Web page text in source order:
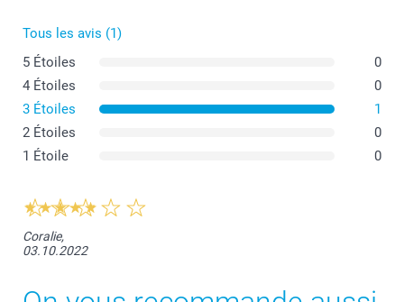
Tous les avis (1)
5 Étoiles
0
4 Étoiles
0
3 Étoiles
1
2 Étoiles
0
1 Étoile
0
Coralie,
03.10.2022